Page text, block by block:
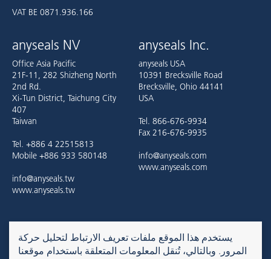
يستخدم هذا الموقع ملفات تعريف الارتباط لتحليل حركة
المرور. وبالتالي، تُنقل المعلومات المتعلقة باستخدام موقعنا
VAT BE 0871.936.166
anyseals NV
Office Asia Pacific
21F-11, 282 Shizheng North
2nd Rd.
Xi-Tun District, Taichung City
407
Taiwan
Tel. +886 4 22515813
Mobile +886 933 580148
info@anyseals.tw
www.anyseals.tw
anyseals Inc.
anyseals USA
10391 Brecksville Road
Brecksville, Ohio 44141
USA
Tel. 866-676-9934
Fax 216-676-9935
info@anyseals.com
www.anyseals.com
anyseals is an Angst+Pfister company. For more information, please
refer to theAngst+Pfister website.